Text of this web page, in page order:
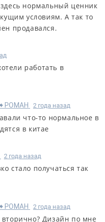
нормальный ценник
условиям. А так то
продавался.
работать в
РОМАН 2 года назад
что-то нормальное в
в китае
2 года назад
стало получаться так
РОМАН 2 года назад
Дизайн по мне